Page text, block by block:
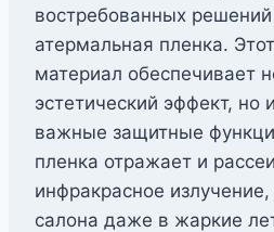
востребованных решений
атермальная пленка.
материал обеспечивает
эстетический эффект, но
важные защитные
пленка отражает и
инфракрасное
салона даже в жаркие